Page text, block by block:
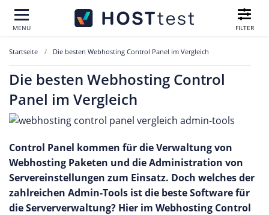
MENÜ FILTER
Startseite Die besten Webhosting Control Panel im Vergleich
Die besten Webhosting Control
Panel im Vergleich
Control Panel kommen für die Verwaltung von
Webhosting Paketen und die Administration von
Servereinstellungen zum Einsatz. Doch welches der
zahlreichen Admin-Tools ist die beste Software für
die Serververwaltung? Hier im Webhosting Control